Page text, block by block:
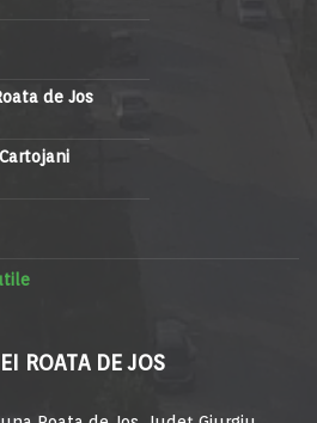
de Jos
ROATA DE JOS